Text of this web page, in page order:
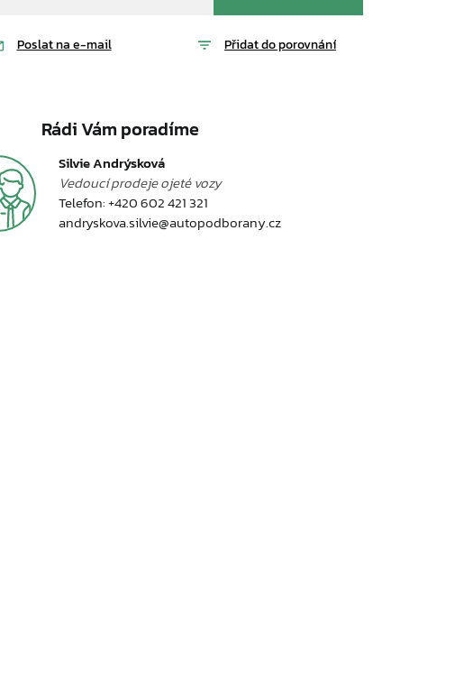
Poslat na e-mail Přidat do porovnání
Rádi Vám poradíme
Silvie Andrýsková
Vedoucí prodeje ojeté vozy
Telefon:+420 602 421 321
andryskova.silvie@autopodborany.cz